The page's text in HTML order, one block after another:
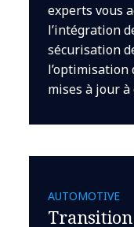
experts vous
l’intégration
sécurisation
l’optimisation
mises à jour à
AUTOMOTIVE
Transition